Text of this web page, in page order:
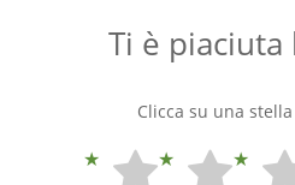
Ti è piaciuta
Clicca su una